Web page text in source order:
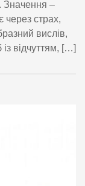
Значення –
через страх,
вислів,
відчуттям, […]